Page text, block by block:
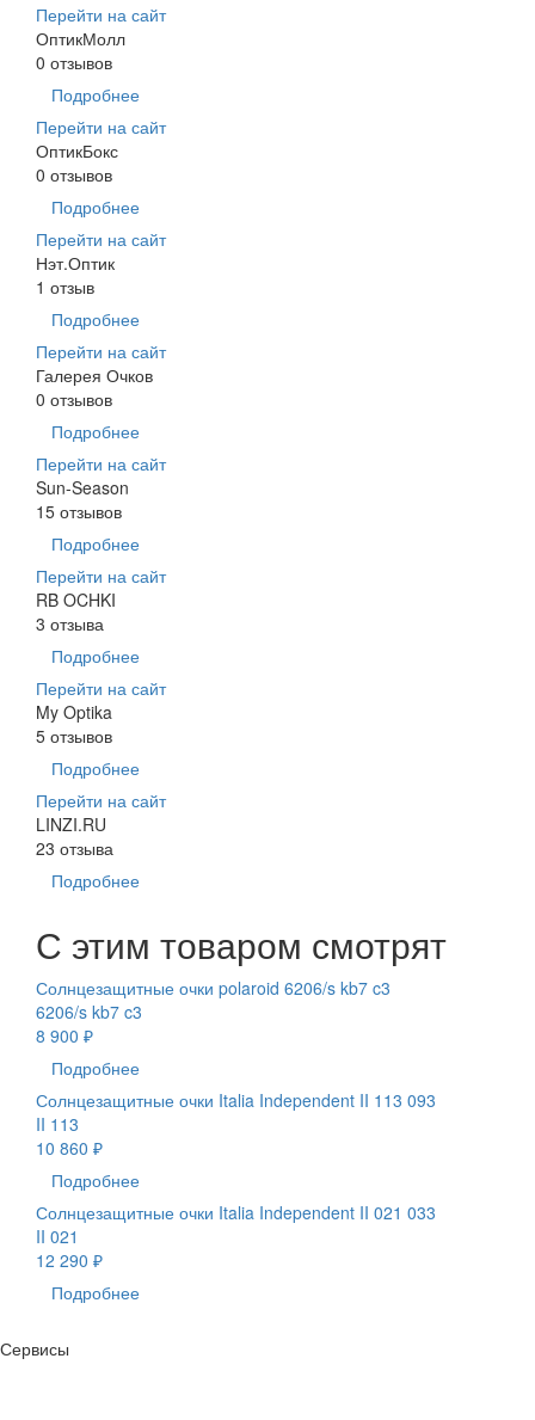
Перейти на сайт
ОптикМолл
0 отзывов
Подробнее
Перейти на сайт
ОптикБокс
0 отзывов
Подробнее
Перейти на сайт
Нэт.Оптик
1 отзыв
Подробнее
Перейти на сайт
Галерея Очков
0 отзывов
Подробнее
Перейти на сайт
Sun-Season
15 отзывов
Подробнее
Перейти на сайт
RB OCHKI
3 отзыва
Подробнее
Перейти на сайт
My Optika
5 отзывов
Подробнее
Перейти на сайт
LINZI.RU
23 отзыва
Подробнее
С этим товаром смотрят
Солнцезащитные очки polaroid 6206/s kb7 c3
6206/s kb7 c3
8 900 ₽
Подробнее
Солнцезащитные очки Italia Independent II 113 093
II 113
10 860 ₽
Подробнее
Солнцезащитные очки Italia Independent II 021 033
II 021
12 290 ₽
Подробнее
Сервисы